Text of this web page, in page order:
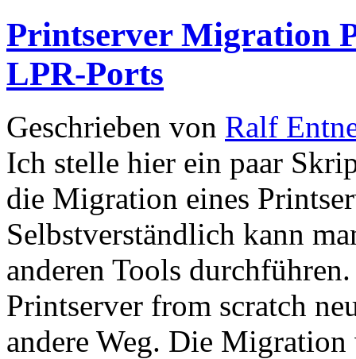
Printserver Migration
LPR-Ports
Geschrieben von Ralf
Ich stelle hier ein paar
die Migration eines
Selbstverständlich kann
anderen Tools
Printserver from scratch
andere Weg. Die